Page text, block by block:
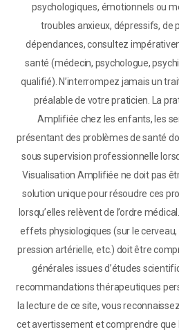
psychologiques, émotionnels ou
troubles anxieux, dépressifs, de
dépendances, consultez
santé (médecin, psychologue,
qualifié). N’interrompez jamais un
préalable de votre praticien. La
Amplifiée chez les enfants, les
présentant des problèmes de santé
sous supervision professionnelle
Visualisation Amplifiée ne doit pas
solution unique pour résoudre ces
lorsqu’elles relèvent de l’ordre
effets physiologiques (sur le
pression artérielle, etc.) doit être
générales issues d’études
recommandations thérapeutiques
la lecture de ce site, vous
cet avertissement et comprendre que